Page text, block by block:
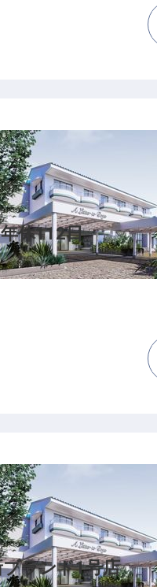
休112日
ランド1号店